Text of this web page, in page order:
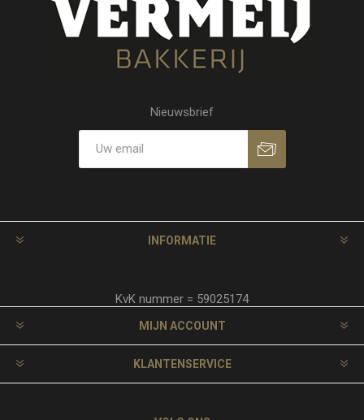
Nieuwsbrief
INFORMATIE
KvK nummer = 59025174
MIJN ACCOUNT
KLANTENSERVICE